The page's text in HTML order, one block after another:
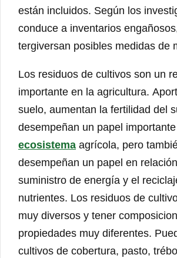
están incluidos. Según los
conduce a inventarios
tergiversan posibles medidas de
Los residuos de cultivos son un
importante en la agricultura.
suelo, aumentan la fertilidad del
desempeñan un papel importante
ecosistema agrícola, pero
desempeñan un papel en
suministro de energía y el
nutrientes. Los residuos de
muy diversos y tener
propiedades muy diferentes.
cultivos de cobertura, pasto,